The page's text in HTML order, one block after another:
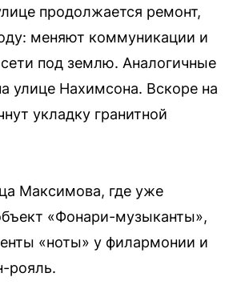
продолжается ремонт,
меняют коммуникации и
под землю. Аналогичные
улице Нахимсона. Вскоре на
укладку гранитной
Максимова, где уже
«Фонари-музыканты»,
«ноты» у филармонии и
рояль.